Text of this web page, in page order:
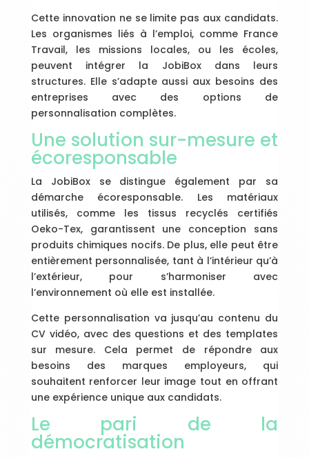
Cette innovation ne se limite pas aux candidats.
Les organismes liés à l’emploi, comme France
Travail, les missions locales, ou les écoles,
peuvent intégrer la JobiBox dans leurs
structures. Elle s’adapte aussi aux besoins des
entreprises avec des options de
personnalisation complètes.
Une solution sur-mesure et
écoresponsable
La JobiBox se distingue également par sa
démarche écoresponsable. Les matériaux
utilisés, comme les tissus recyclés certifiés
Oeko-Tex, garantissent une conception sans
produits chimiques nocifs. De plus, elle peut être
entièrement personnalisée, tant à l’intérieur qu’à
l’extérieur, pour s’harmoniser avec
l’environnement où elle est installée.
Cette personnalisation va jusqu’au contenu du
CV vidéo, avec des questions et des templates
sur mesure. Cela permet de répondre aux
besoins des marques employeurs, qui
souhaitent renforcer leur image tout en offrant
une expérience unique aux candidats.
Le pari de la
démocratisation